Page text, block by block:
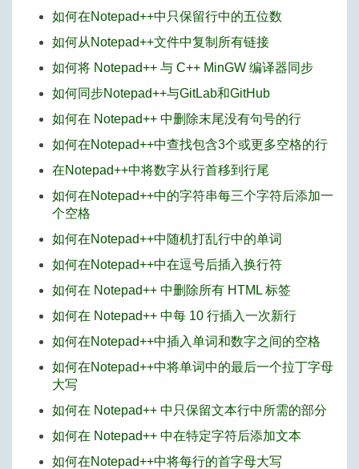
如何在Notepad++中只保留行中的五位数
如何从Notepad++文件中复制所有链接
如何将 Notepad++ 与 C++ MinGW 编译器同步
如何同步Notepad++与GitLab和GitHub
如何在 Notepad++ 中删除末尾没有句号的行
如何在Notepad++中查找包含3个或更多空格的行
在Notepad++中将数字从行首移到行尾
如何在Notepad++中的字符串每三个字符后添加一
个空格
如何在Notepad++中随机打乱行中的单词
如何在Notepad++中在逗号后插入换行符
如何在 Notepad++ 中删除所有 HTML 标签
如何在 Notepad++ 中每 10 行插入一次新行
如何在Notepad++中插入单词和数字之间的空格
如何在Notepad++中将单词中的最后一个拉丁字母
大写
如何在 Notepad++ 中只保留文本行中所需的部分
如何在 Notepad++ 中在特定字符后添加文本
如何在Notepad++中将每行的首字母大写